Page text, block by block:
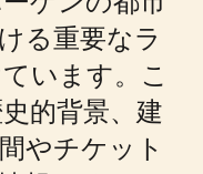
る重要なラ
います。こ
的背景、建
やチケット